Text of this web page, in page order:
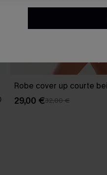
Robe cover up courte
29,00 €32,00 €